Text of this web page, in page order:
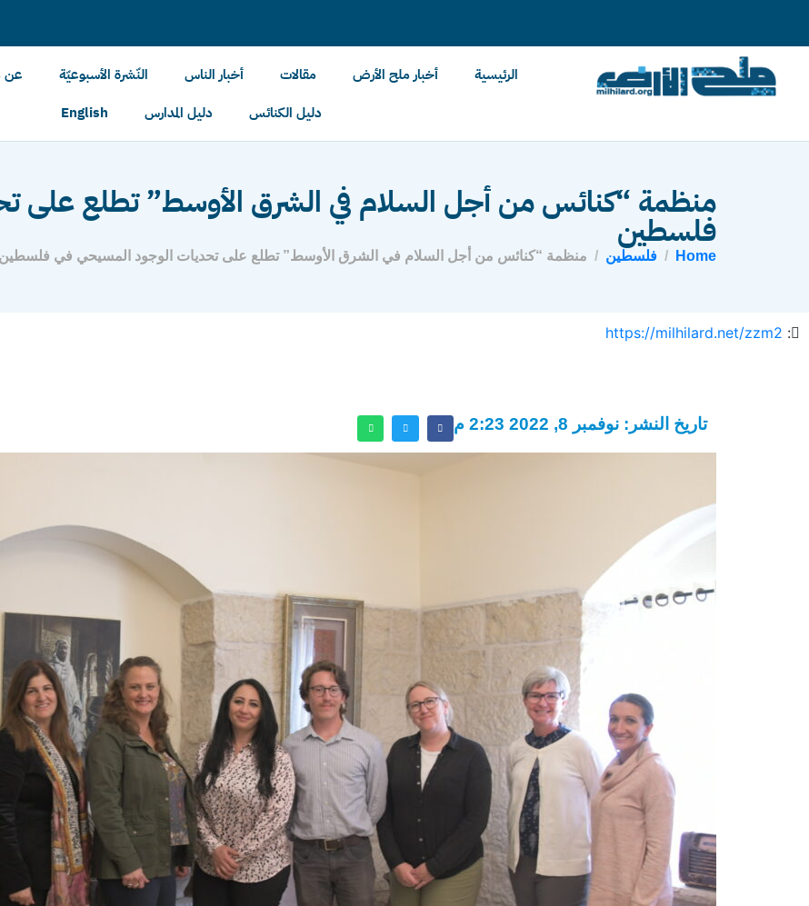
الرئيسية أخبار ملح الأرض مقالات أخبار الناس النّشرة الأسبوعيّة عن
دليل الكنائس
دليل المدارس English
منظمة “كنائس من أجل السلام في الشرق الأوسط” تطلع على
فلسطين
Home فلسطين منظمة “كنائس من أجل السلام في الشرق الأوسط” تطلع على تحديات الوجود المسيحي في فلسطين
:
https://milhilard.net/zzm2
تاريخ النشر: نوفمبر 8, 2022 2:23 م